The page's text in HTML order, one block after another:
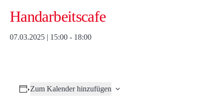
Handarbeitscafe
07.03.2025 | 15:00 - 18:00
Zum Kalender hinzufügen